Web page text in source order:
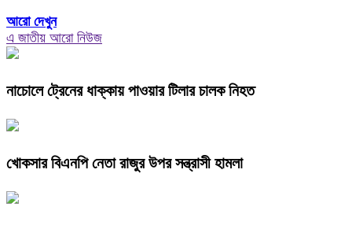
আরো দেখুন
এ জাতীয় আরো নিউজ
নাচোলে ট্রেনের ধাক্কায় পাওয়ার টিলার চালক নিহত
খোকসার বিএনপি নেতা রাজুর উপর সন্ত্রাসী হামলা